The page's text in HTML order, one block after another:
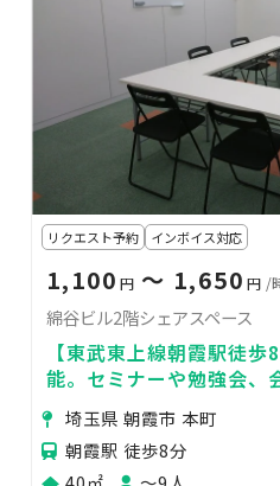
リクエスト予約 インボイス対応
1,100 円 〜 1,650 円 /
綿谷ビル2階シェアスペース
【東武東上線朝霞駅徒
能。セミナーや勉強会、
いいただけます
埼玉県 朝霞市 本町
朝霞駅 徒歩8分